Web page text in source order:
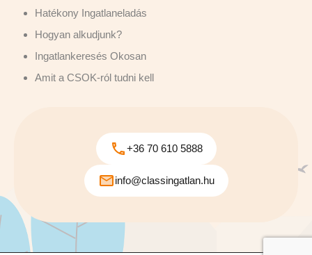
Hatékony Ingatlaneladás
Hogyan alkudjunk?
Ingatlankeresés Okosan
Amit a CSOK-ról tudni kell
+36 70 610 5888
info@classingatlan.hu